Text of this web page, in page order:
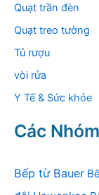
Quạt trần đèn
Quạt treo tường
Tủ rượu
vòi rửa
Y Tế & Sức khỏe
Các
Bếp từ Bauer